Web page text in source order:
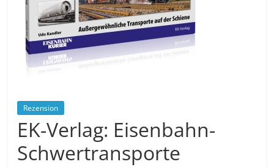
Rezension
EK-Verlag: Eisenbahn-
Schwertransporte